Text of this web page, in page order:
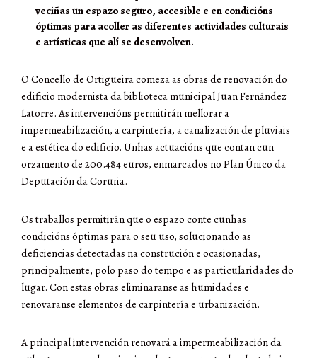
veciñas un espazo seguro, accesible e en condicións
óptimas para acoller as diferentes actividades culturais
e artísticas que alí se desenvolven.
O Concello de Ortigueira comeza as obras de renovación do
edificio modernista da biblioteca municipal Juan Fernández
Latorre. As intervencións permitirán mellorar a
impermeabilización, a carpintería, a canalización de pluviais
e a estética do edificio. Unhas actuacións que contan cun
orzamento de 200.484 euros, enmarcados no Plan Único da
Deputación da Coruña.
Os traballos permitirán que o espazo conte cunhas
condicións óptimas para o seu uso, solucionando as
deficiencias detectadas na construción e ocasionadas,
principalmente, polo paso do tempo e as particularidades do
lugar. Con estas obras eliminaranse as humidades e
renovaranse elementos de carpintería e urbanización.
A principal intervención renovará a impermeabilización da